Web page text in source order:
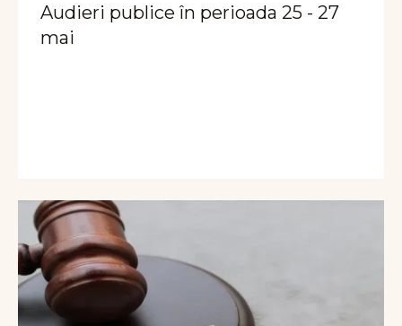
Audieri publice în perioada 25 - 27
mai